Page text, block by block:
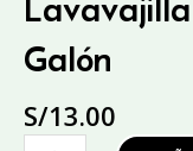
Galón
S/13.00